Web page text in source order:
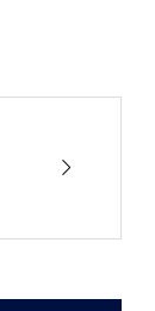
